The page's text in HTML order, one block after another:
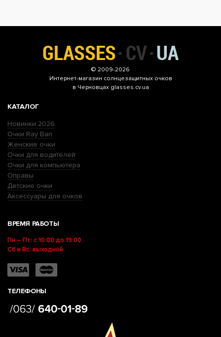
© 2009-2026
Интернет-магазин солнцезащитных очков
в Черновцах glasses.cv.ua
КАТАЛОГ
Новинки 2026
Очки Ray Ban
Женские очки
Очки для водителей
Очки для компьютера
Оправы
Детские очки
Аксессуары для очков
ВРЕМЯ РАБОТЫ
Пн – Пт: с 10:00 до 19:00
Сб и Вс: выходной
ТЕЛЕФОНЫ